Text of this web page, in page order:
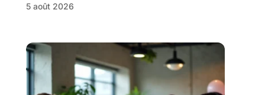
5 août 2026